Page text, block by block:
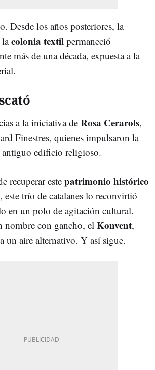
Desde los años posteriores, la
lacolonia textil permaneció
más de una década, expuesta a la
a la iniciativa de Rosa Cerarols,
Finestres, quienes impulsaron la
edificio religioso.
recuperar este patrimonio histórico
, este trío de catalanes lo reconvirtió
en un polo de agitación cultural.
nombre con gancho, el Konvent,
un aire alternativo. Y así sigue.